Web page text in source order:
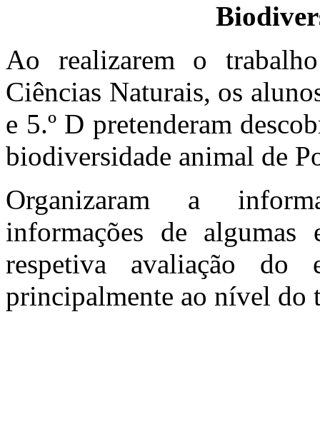
Ao realizarem o
Ciências Naturais, os
e 5.º D pretenderam
biodiversidade animal de
Organizaram a
informações de algumas
respetiva avaliação do
principalmente ao nível